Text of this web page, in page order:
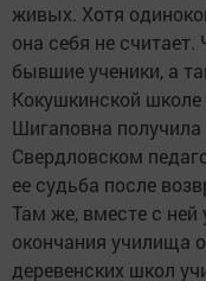
живых. Хотя
она себя не считает.
бывшие ученики, а
Кокушкинской
Шигаповна
Свердловском
ее судьба после
Там же, вместе с ней
окончания училища
деревенских школ